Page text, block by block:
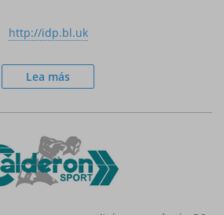
http://idp.bl.uk
Lea más